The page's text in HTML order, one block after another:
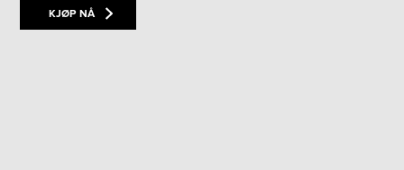
KJØP NÅ